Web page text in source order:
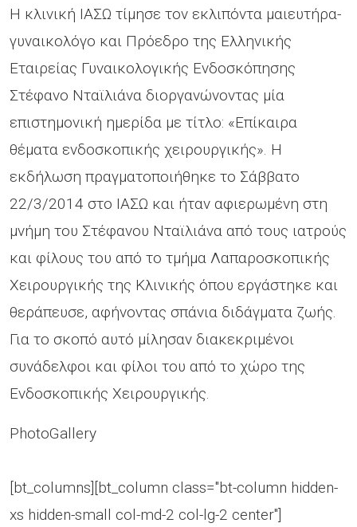
Η κλινική ΙΑΣΩ τίμησε τον εκλιπόντα μαιευτήρα-
γυναικολόγο και Πρόεδρο της Ελληνικής
Εταιρείας Γυναικολογικής Ενδοσκόπησης
Στέφανο Νταϊλιάνα διοργανώνοντας μία
επιστημονική ημερίδα με τίτλο: «Επίκαιρα
θέματα ενδοσκοπικής χειρουργικής». Η
εκδήλωση πραγματοποιήθηκε το Σάββατο
22/3/2014 στο ΙΑΣΩ και ήταν αφιερωμένη στη
μνήμη του Στέφανου Νταϊλιάνα από τους ιατρούς
και φίλους του από το τμήμα Λαπαροσκοπικής
Χειρουργικής της Κλινικής όπου εργάστηκε και
θεράπευσε, αφήνοντας σπάνια διδάγματα ζωής.
Για το σκοπό αυτό μίλησαν διακεκριμένοι
συνάδελφοι και φίλοι του από το χώρο της
Ενδοσκοπικής Χειρουργικής.
PhotoGallery
[bt_columns][bt_column class="bt-column hidden-
xs hidden-small col-md-2 col-lg-2 center"]